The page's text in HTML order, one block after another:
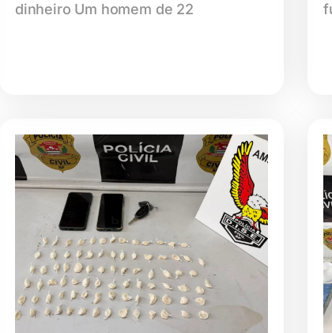
dinheiro Um homem de 22